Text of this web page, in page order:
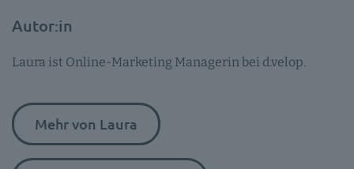
Autor:in
Laura ist Online-Marketing Managerin bei d.velop.
Mehr von Laura